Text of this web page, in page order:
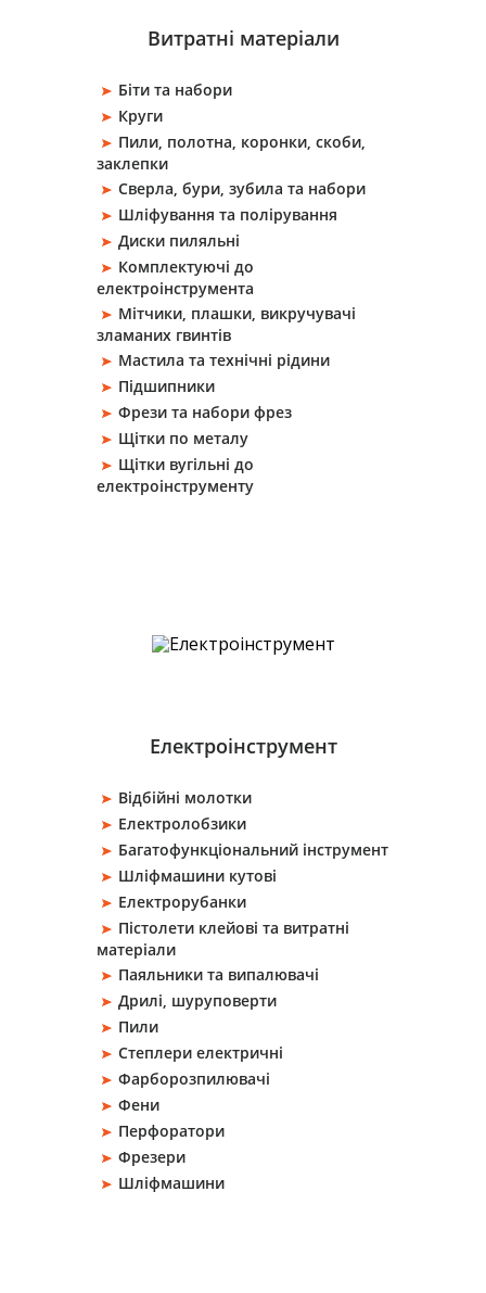
Витратні матеріали
Біти та набори
Круги
Пили, полотна, коронки, скоби,
заклепки
Сверла, бури, зубила та набори
Шліфування та полірування
Диски пиляльні
Комплектуючі до
електроінструмента
Мітчики, плашки, викручувачі
зламаних гвинтів
Мастила та технічні рідини
Підшипники
Фрези та набори фрез
Щітки по металу
Щітки вугільні до
електроінструменту
Електроінструмент
Відбійні молотки
Електролобзики
Багатофункціональний інструмент
Шліфмашини кутові
Електрорубанки
Пістолети клейові та витратні
матеріали
Паяльники та випалювачі
Дрилі, шуруповерти
Пили
Степлери електричні
Фарборозпилювачі
Фени
Перфоратори
Фрезери
Шліфмашини